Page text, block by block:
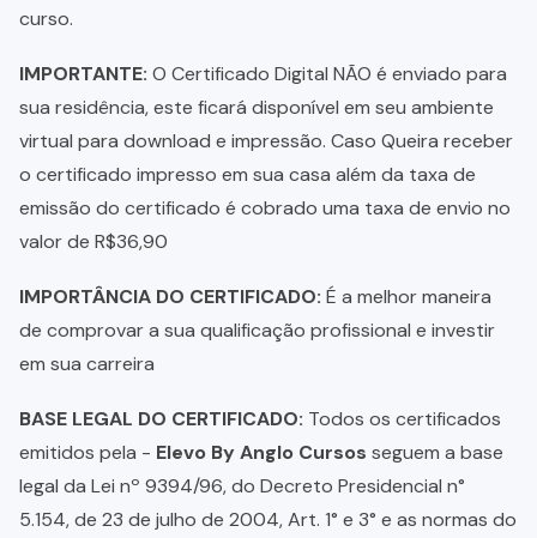
curso.
IMPORTANTE: O Certificado Digital NÃO é enviado para
sua residência, este ficará disponível em seu ambiente
virtual para download e impressão. Caso Queira receber
o certificado impresso em sua casa além da taxa de
emissão do certificado é cobrado uma taxa de envio no
valor de R$36,90
IMPORTÂNCIA DO CERTIFICADO: É a melhor maneira
de comprovar a sua qualificação profissional e investir
em sua carreira
BASE LEGAL DO CERTIFICADO: Todos os certificados
emitidos pela - Elevo By Anglo Cursos seguem a base
legal da Lei nº 9394/96, do Decreto Presidencial n°
5.154, de 23 de julho de 2004, Art. 1° e 3° e as normas do